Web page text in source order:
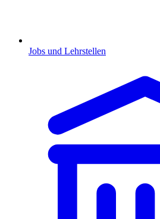
Jobs und Lehrstellen